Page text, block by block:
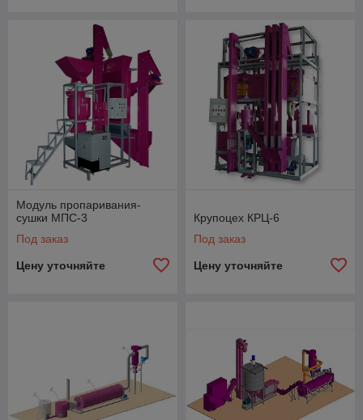
Модуль пропаривания-
сушки МПС-3
Под заказ
Цену уточняйте
Крупоцех КРЦ-6
Под заказ
Цену уточняйте